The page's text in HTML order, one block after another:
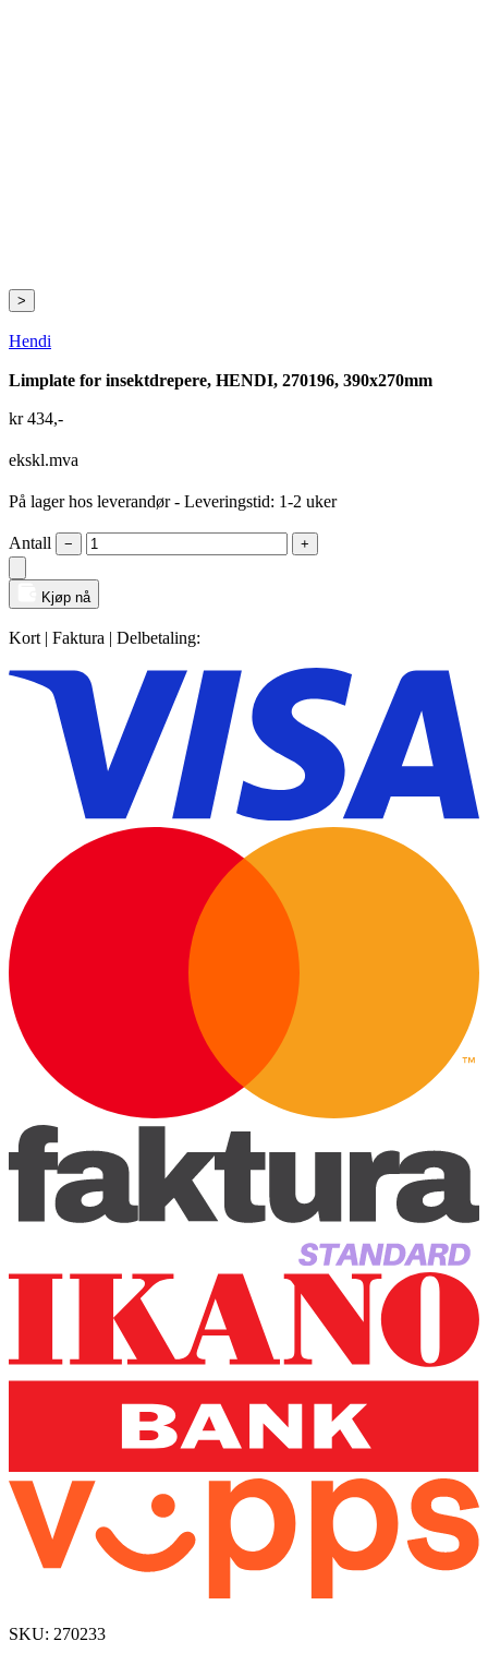
>
Hendi
Limplate for insektdrepere, HENDI, 270196, 390x270mm
kr434,-
ekskl.mva
På lager hos leverandør- Leveringstid: 1-2 uker
Antall − +
Kjøp nå
Kort | Faktura | Delbetaling:
SKU: 270233